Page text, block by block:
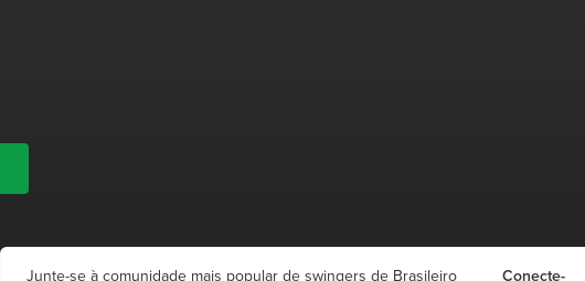
Junte-se à comunidade mais popular de swingers de Brasileiro Conecte-